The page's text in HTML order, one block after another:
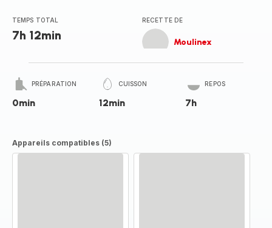
TEMPS TOTAL
7h 12min
RECETTE DE
Moulinex
PRÉPARATION
0min
CUISSON
12min
REPOS
7h
Appareils compatibles (5)